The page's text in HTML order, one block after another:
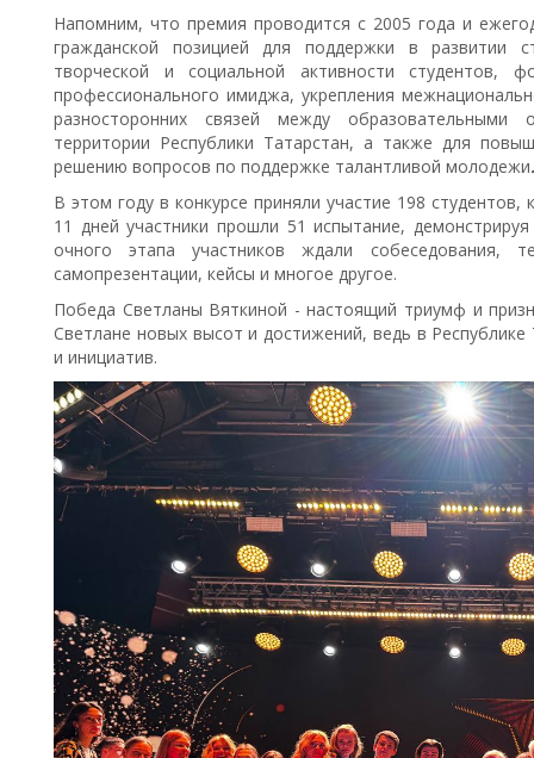
Напомним, что премия проводится с 2005 года и
гражданской позицией для поддержки в развитии
творческой и социальной активности студентов,
профессионального имиджа, укрепления
разносторонних связей между образовательными
территории Республики Татарстан, а также для
решению вопросов по поддержке талантливой молодежи.
В этом году в конкурсе приняли участие 198
11 дней участники прошли 51 испытание,
очного этапа участников ждали собеседования,
самопрезентации, кейсы и многое другое.
Победа Светланы Вяткиной - настоящий триумф и
Светлане новых высот и достижений, ведь в Республике
и инициатив.